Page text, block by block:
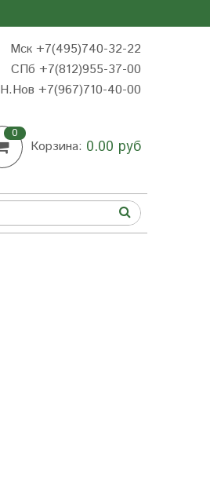
Мск +7(495)740-32-22
СПб +7(812)955-37-00
Н.Нов +7(967)710-40-00
0
Корзина: 0.00 руб